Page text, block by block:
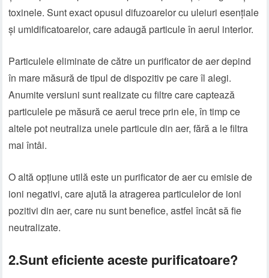
toxinele. Sunt exact opusul difuzoarelor cu uleiuri esențiale
și umidificatoarelor, care adaugă particule în aerul interior.
Particulele eliminate de către un purificator de aer depind
în mare măsură de tipul de dispozitiv pe care îl alegi.
Anumite versiuni sunt realizate cu filtre care captează
particulele pe măsură ce aerul trece prin ele, în timp ce
altele pot neutraliza unele particule din aer, fără a le filtra
mai întâi.
O altă opțiune utilă este un purificator de aer cu emisie de
ioni negativi, care ajută la atragerea particulelor de ioni
pozitivi din aer, care nu sunt benefice, astfel încât să fie
neutralizate.
2.Sunt eficiente aceste purificatoare?